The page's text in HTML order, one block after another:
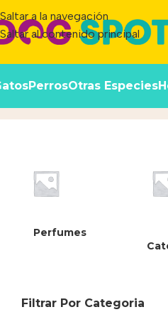
Saltar a la navegación
Saltar al contenido principal
PerrosOtras Especies
7797453971928
Perfumes
Filtrar Por Categoria